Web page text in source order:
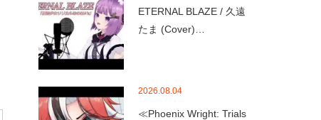
ETERNAL BLAZE / 久遠
たま (Cover)…
2026.08.04
≪Phoenix Wright: Trials